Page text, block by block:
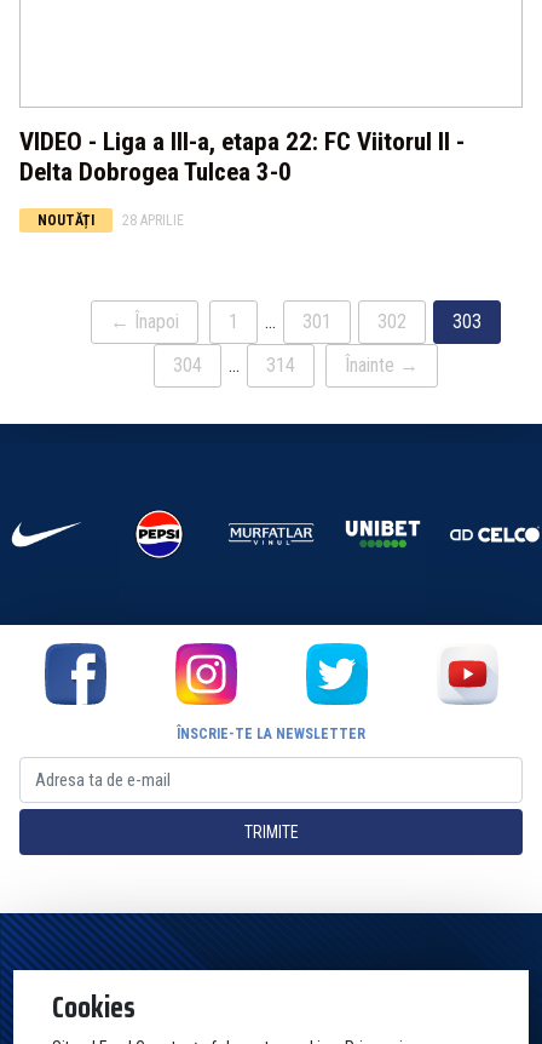
VIDEO - Liga a III-a, etapa 22: FC Viitorul II -
Delta Dobrogea Tulcea 3-0
NOUTĂȚI 28 APRILIE
← Înapoi 1 … 301 302
303
304
… 314 Înainte →
ÎNSCRIE-TE LA NEWSLETTER
TRIMITE
Cookies